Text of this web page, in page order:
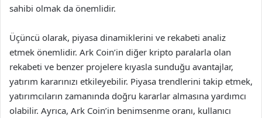
sahibi olmak da önemlidir.
Üçüncü olarak, piyasa dinamiklerini ve rekabeti analiz
etmek önemlidir. Ark Coin’in diğer kripto paralarla olan
rekabeti ve benzer projelere kıyasla sunduğu avantajlar,
yatırım kararınızı etkileyebilir. Piyasa trendlerini takip etmek,
yatırımcıların zamanında doğru kararlar almasına yardımcı
olabilir. Ayrıca, Ark Coin’in benimsenme oranı, kullanıcı